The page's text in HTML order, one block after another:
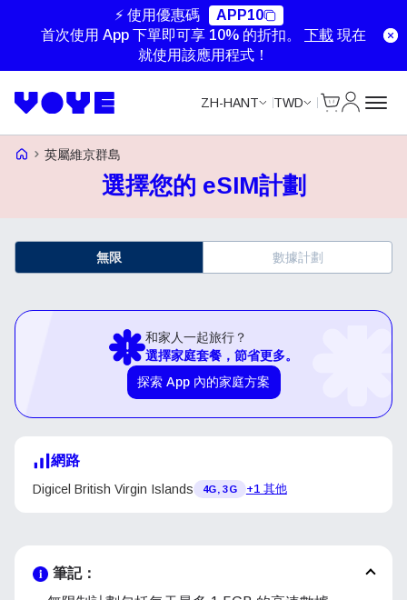
⚡ 使用優惠碼
APP10
首次使用 App 下單即可享 10% 的折扣。 下載 現在
就使用該應用程式！
ZH-HANT TWD
Voye Homepage
英屬維京群島
選擇您的 eSIM計劃
無限 數據計劃
和家人一起旅行？
選擇家庭套餐，節省更多。
探索 App 內的家庭方案
網路
Digicel British Virgin Islands 4G, 3G +1 其他
筆記：